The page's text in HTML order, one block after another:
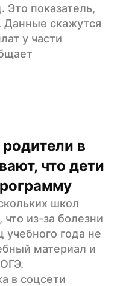
Это показатель,
Данные скажутся
у части
в
что дети
школ
из-за болезни
учебного года не
материал и
в соцсети